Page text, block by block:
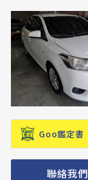
Goo鑑定書
聯絡我們